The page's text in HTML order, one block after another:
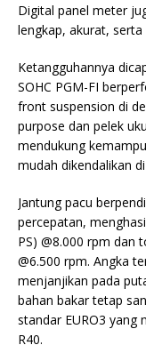
Digital panel meter
lengkap, akurat,
Ketangguhannya
SOHC PGM-FI
front suspension di
purpose dan pelek
mendukung
mudah dikendalikan
Jantung pacu
percepatan,
PS) @8.000 rpm dan
@6.500 rpm. Angka
menjanjikan pada
bahan bakar tetap
standar EURO3 yang
R40.